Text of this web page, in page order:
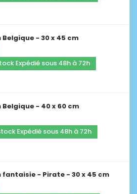
Belgique - 30 x 45 cm
Expédié sous 48h à 72h
Belgique - 40 x 60 cm
Expédié sous 48h à 72h
fantaisie - Pirate - 30 x 45 cm